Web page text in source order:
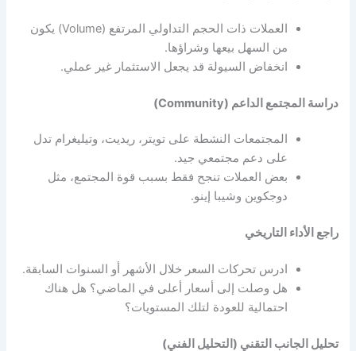
العملات ذات الحجم التداولي المرتفع (Volume) يكون
من السهل بيعها وشراؤها.
انخفاض السيولة قد يجعل الاستثمار غير عملي.
دراسة المجتمع الداعم (Community)
المجتمعات النشطة على تويتر، ريديت، وتيليغرام تدل
على دعم مجتمعي جيد.
بعض العملات تنجح فقط بسبب قوة المجتمع، مثل
دوجكوين وشيبا إينو.
راجع الأداء التاريخي
ادرس تحركات السعر خلال الأشهر أو السنوات السابقة.
هل وصلت إلى أسعار أعلى في الماضي؟ هل هناك
احتمالية للعودة لتلك المستويات؟
تحليل الجانب التقني (التحليل الفني)